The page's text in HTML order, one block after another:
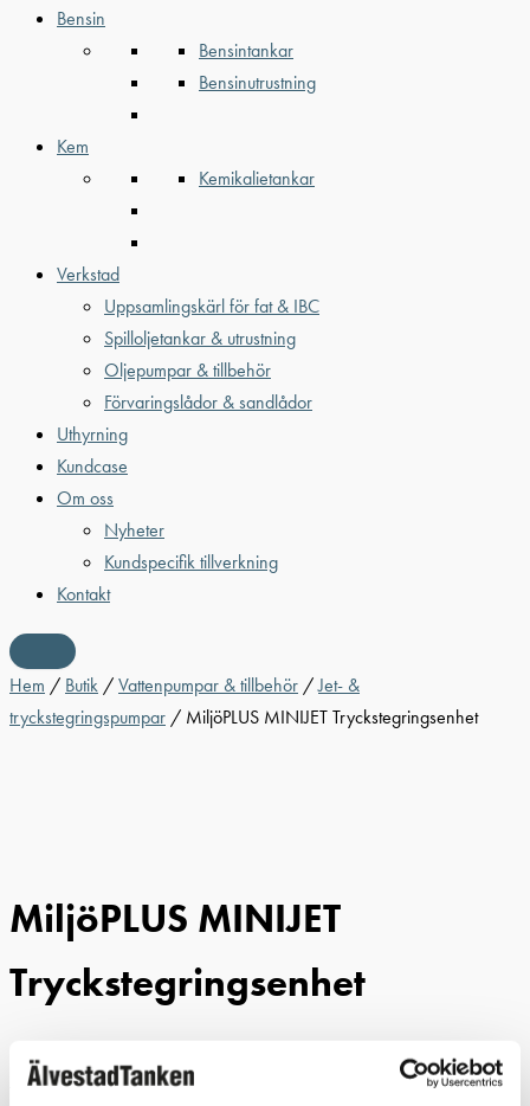
Bensin
Bensintankar
Bensinutrustning
Kem
Kemikalietankar
Verkstad
Uppsamlingskärl för fat & IBC
Spilloljetankar & utrustning
Oljepumpar & tillbehör
Förvaringslådor & sandlådor
Uthyrning
Kundcase
Om oss
Nyheter
Kundspecifik tillverkning
Kontakt
Hem / Butik /Vattenpumpar & tillbehör /Jet- &
tryckstegringspumpar / MiljöPLUS MINIJET Tryckstegrings­enhet
MiljöPLUS MINIJET
Tryckstegrings­enhet
MiljöPLUS Minijet är en högeffektiv, kompakt och komplett
tryckstegringsenhet med varvtalsreglering för konstanttryck.